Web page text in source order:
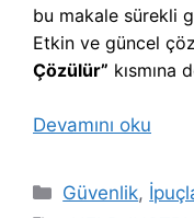
bu makale sürekli
Etkin ve güncel
Çözülür” kısmına
Devamını oku
Kategoriler
Güvenlik,